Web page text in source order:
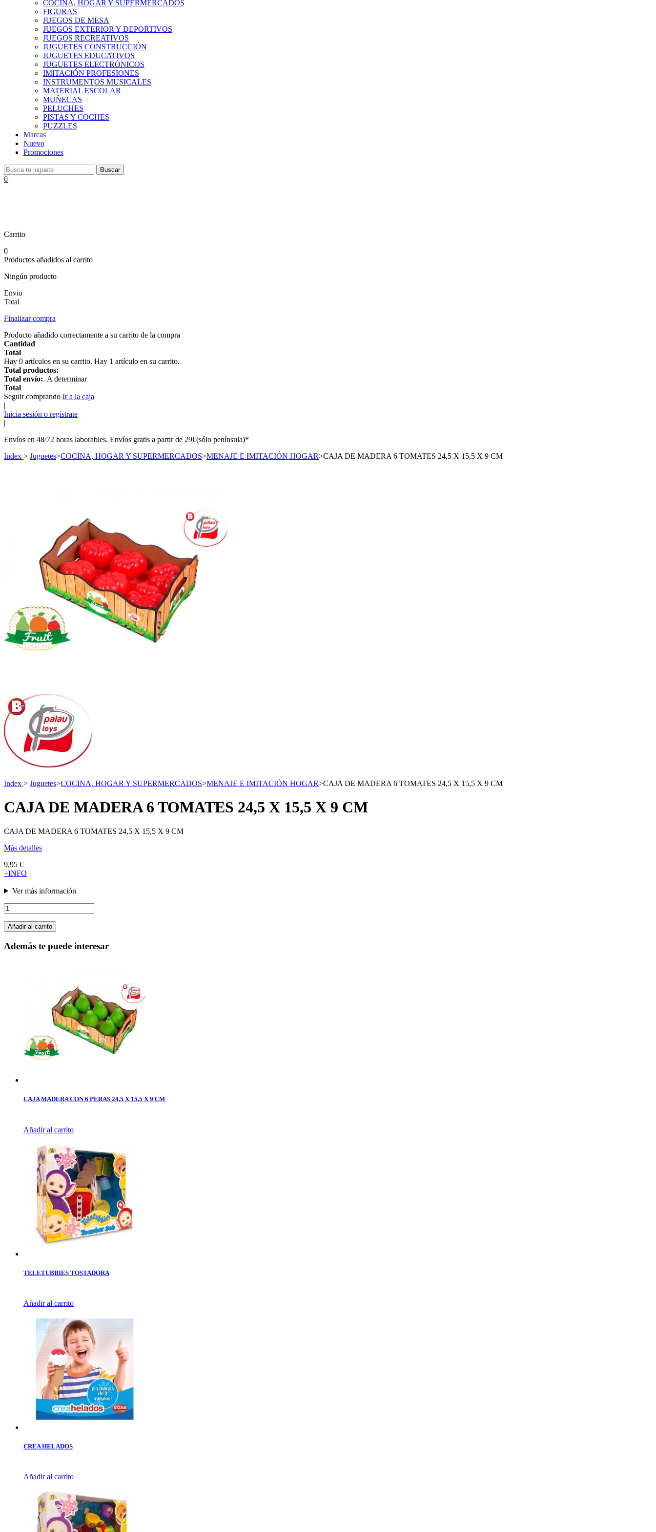
COCINA, HOGAR Y SUPERMERCADOS
FIGURAS
JUEGOS DE MESA
JUEGOS EXTERIOR Y DEPORTIVOS
JUEGOS RECREATIVOS
JUGUETES CONSTRUCCIÓN
JUGUETES EDUCATIVOS
JUGUETES ELECTRÓNICOS
IMITACIÓN PROFESIONES
INSTRUMENTOS MUSICALES
MATERIAL ESCOLAR
MUÑECAS
PELUCHES
PISTAS Y COCHES
PUZZLES
Marcas
Nuevo
Promociones
Buscar
0
Carrito
0
Productos añadidos al carrito
Ningún producto
Envio
Total
Finalizar compra
Producto añadido correctamente a su carrito de la compra
Cantidad
Total
Hay 0 artículos en su carrito. Hay 1 artículo en su carrito.
Total productos:
Total envío: A determinar
Total
Seguir comprando Ir a la caja
|
Inicia sesión o regístrate
|
Envíos en 48/72 horas laborables. Envíos gratis a partir de 29€(sólo península)*
Index > Juguetes>COCINA, HOGAR Y SUPERMERCADOS>MENAJE E IMITACIÓN HOGAR>CAJA DE MADERA 6 TOMATES 24,5 X 15,5 X 9 CM
Index > Juguetes>COCINA, HOGAR Y SUPERMERCADOS>MENAJE E IMITACIÓN HOGAR>CAJA DE MADERA 6 TOMATES 24,5 X 15,5 X 9 CM
CAJA DE MADERA 6 TOMATES 24,5 X 15,5 X 9 CM
CAJA DE MADERA 6 TOMATES 24,5 X 15,5 X 9 CM
Más detalles
9,95 €
+INFO
Ver más información
Añadir al carrito
Además te puede interesar
CAJA MADERA CON 6 PERAS 24,5 X 15,5 X 9 CM
Añadir al carrito
TELETUBBIES TOSTADORA
Añadir al carrito
CREA HELADOS
Añadir al carrito